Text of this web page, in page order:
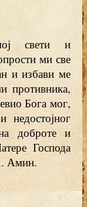
свети и
ми све
и избави ме
противника,
Бога мог,
доброте и
Господа
Амин.